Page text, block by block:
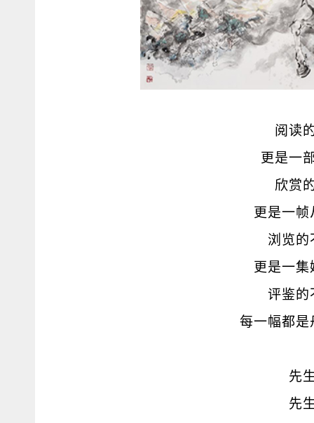
阅读
更是一
欣赏
更是一
浏览的
更是一
评鉴的
每一幅都是
先
先